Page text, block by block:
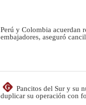
Perú y Colombia acuerdan
embajadores, aseguró
G
Pancitos del Sur y su
duplicar su operación con